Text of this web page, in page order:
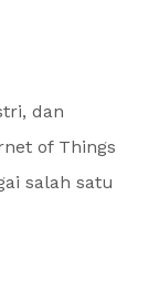
dan
of Things
salah satu